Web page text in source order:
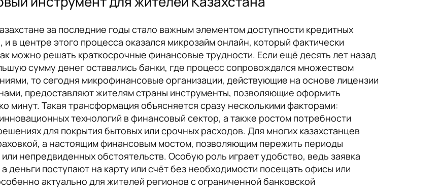
за последние годы стало важным элементом доступности кредитных
в центре этого процесса оказался микрозайм онлайн, который фактически
можно решать краткосрочные финансовые трудности. Если ещё десять лет назад
сумму денег оставались банки, где процесс сопровождался множеством
то сегодня микрофинансовые организации, действующие на основе лицензии
предоставляют жителям страны инструменты, позволяющие оформить
минут. Такая трансформация объясняется сразу несколькими факторами:
технологий в финансовый сектор, а также ростом потребности
для покрытия бытовых или срочных расходов. Для многих казахстанцев
а настоящим финансовым мостом, позволяющим пережить периоды
непредвиденных обстоятельств. Особую роль играет удобство, ведь заявка
деньги поступают на карту или счёт без необходимости посещать офисы или
актуально для жителей регионов с ограниченной банковской